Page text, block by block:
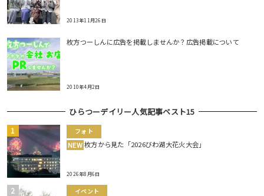
2013年11月26日
枚方つーしんに広告を掲載しませんか？広告掲載について
2010年4月2日
ひらつーデイリー人気記事ベスト15
フォト
NEW 枚方から見た「2026びわ湖大花火大会」
2026年8月6日
イベント